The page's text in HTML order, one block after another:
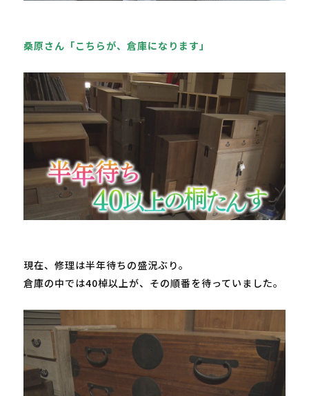
桑原さん「こちらが、倉庫になります」
現在、修理は半年待ちの盛況ぶり。
倉庫の中では40棹以上が、その順番を待っていました。